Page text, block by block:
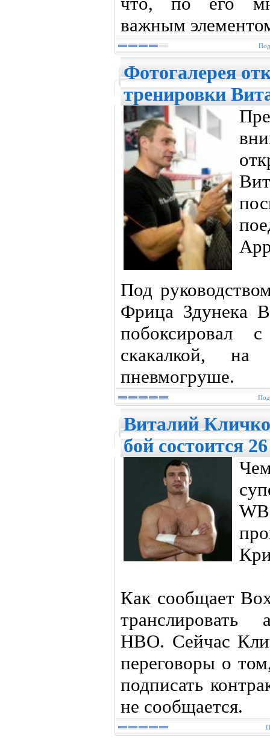
важным
Фотогалерея
тренировки
Под
Фрица Здунека
побоксировал
скакалкой,
пневмогруше.
Виталий
бой состоится
Как сообщает
транслировать
НВО. Сейчас
переговоры о
подписать
не сообщается.